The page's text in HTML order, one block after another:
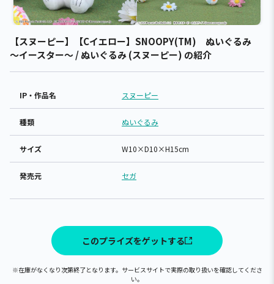
【スヌーピー】【Cイエロー】SNOOPY(TM) ぬいぐるみ
～イースター～ / ぬいぐるみ (スヌーピー) の紹介
IP・作品名 スヌーピー
種類 ぬいぐるみ
サイズ W10×D10×H15cm
発売元 セガ
このプライズをゲットする
※在庫がなくなり次第終了となります。サービスサイトで実際の取り扱いを確認してくださ
い。